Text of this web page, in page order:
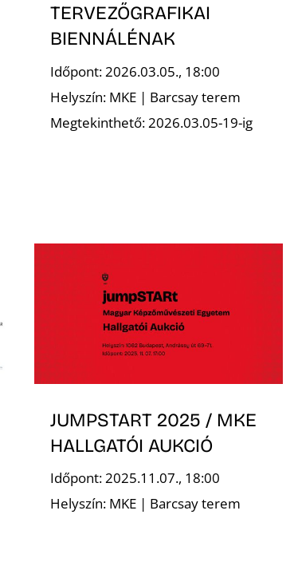
TERVEZŐGRAFIKAI
BIENNÁLÉNAK
Időpont: 2026.03.05., 18:00
Helyszín: MKE | Barcsay terem
Megtekinthető: 2026.03.05-19-ig
JUMPSTART 2025 / MKE
HALLGATÓI AUKCIÓ
Időpont: 2025.11.07., 18:00
Helyszín: MKE | Barcsay terem